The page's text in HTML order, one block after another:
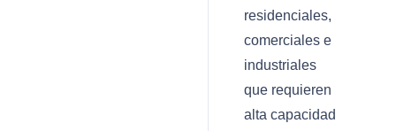
residenciales,
comerciales e
industriales
que requieren
alta capacidad